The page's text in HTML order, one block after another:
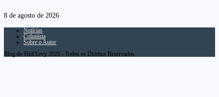
8 de agosto de 2026
Notícias
Colunista
Sobre o Autor
Blog do Hiel Levy 2020 - Todos os Direitos Reservados